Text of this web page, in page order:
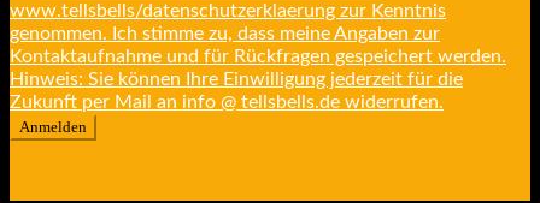
www.tellsbells/datenschutzerklaerung zur Kenntnis
genommen. Ich stimme zu, dass meine Angaben zur
Kontaktaufnahme und für Rückfragen gespeichert werden.
Hinweis: Sie können Ihre Einwilligung jederzeit für die
Zukunft per Mail an info @ tellsbells.de widerrufen.